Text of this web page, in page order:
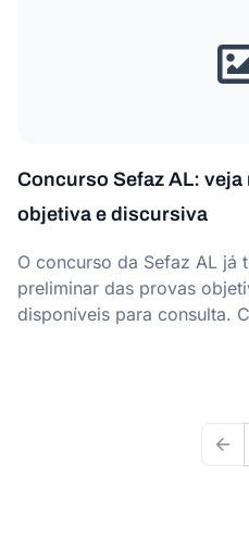
Concurso Sefaz AL:
objetiva e discursiva
O concurso da Sefaz AL já
preliminar das provas
disponíveis para consulta.